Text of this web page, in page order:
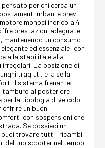
per chi cerca un
urbani e brevi
monocilindrico a 4
prestazioni adeguate
un consumo
ed essenziale, con
alla stabilità e alla
La posizione di
tragitti, e la sella
Il sistema frenante
tamburo al posteriore,
la tipologia di veicolo.
un buon
con sospensioni che
Se possiedi un
puoi trovare tutti i ricambi
del tuo scooter nel tempo.